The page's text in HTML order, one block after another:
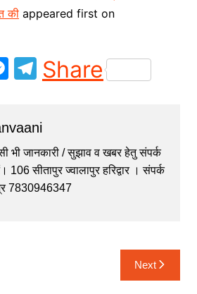
कीappeared first on
M
s
e
n
T
el
gr
a
m
Share
भी जानकारी / सुझाव व खबर हेतु संपर्क
106 सीतापुर ज्वालापुर हरिद्वार । संपर्क
7830946347
Next